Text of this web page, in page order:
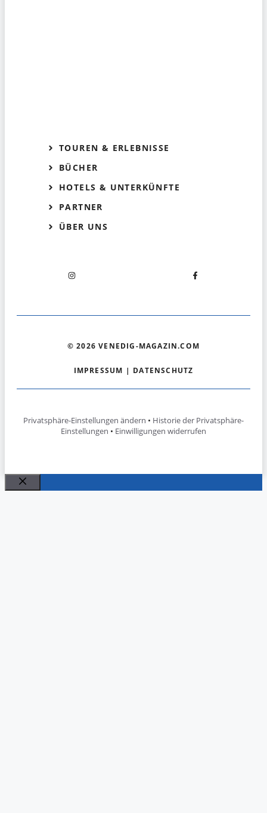
TOUREN & ERLEBNISSE
BÜCHER
HOTELS & UNTERKÜNFTE
PARTNER
ÜBER UNS
© 2026 VENEDIG-MAGAZIN.COM
IMPRESSUM | DATENSCHUTZ
Privatsphäre-Einstellungen ändern • Historie der Privatsphäre-
Einstellungen • Einwilligungen widerrufen
Schließen